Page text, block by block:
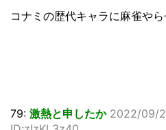
コナミの歴代キャラに麻雀やら
79: 激熱と申したか 2022/09/